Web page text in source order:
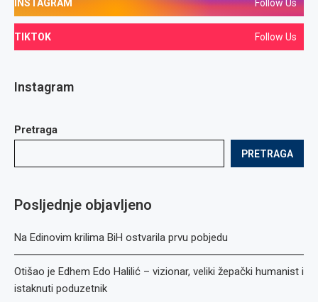
INSTAGRAM Follow Us
TIKTOK Follow Us
Instagram
Pretraga
PRETRAGA
Posljednje objavljeno
Na Edinovim krilima BiH ostvarila prvu pobjedu
Otišao je Edhem Edo Halilić – vizionar, veliki žepački humanist i
istaknuti poduzetnik